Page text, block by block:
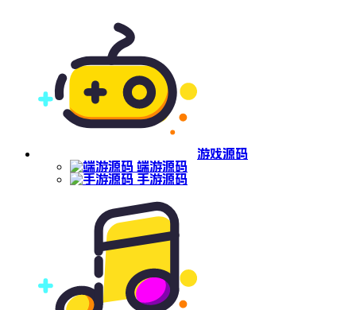
游戏源码
端游源码
手游源码